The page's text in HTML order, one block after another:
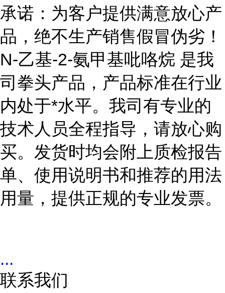
承诺：为客户提供满意放心产
品，绝不生产销售假冒伪劣！
N-乙基-2-氨甲基吡咯烷 是我
司拳头产品，产品标准在行业
内处于*水平。我司有专业的
技术人员全程指导，请放心购
买。发货时均会附上质检报告
单、使用说明书和推荐的用法
用量，提供正规的专业发票。
...
联系我们